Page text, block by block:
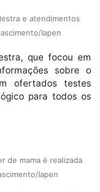
e atendimentos
Iapen
que focou em
sobre o
ofertados testes
para todos os
de mama é realizada
Iapen